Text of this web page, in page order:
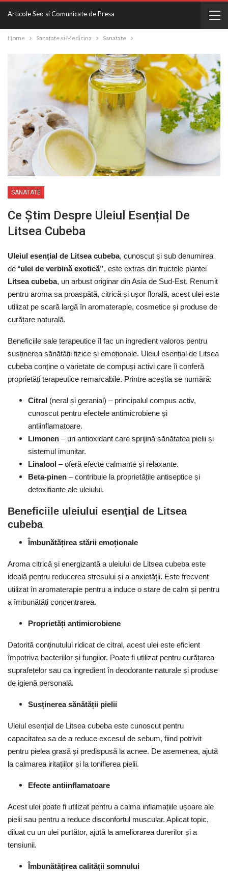
Articole Seo si Comunicate de Presa
Home Sanatate si Medicina Sanatate
SANATATE
Ce Știm Despre Uleiul Esențial De
Litsea Cubeba
Uleiul esențial de Litsea cubeba, cunoscut și sub denumirea
de “ulei de verbină exotică”, este extras din fructele plantei
Litsea cubeba, un arbust originar din Asia de Sud-Est. Renumit
pentru aroma sa proaspătă, citrică și ușor florală, acest ulei este
utilizat pe scară largă în aromaterapie, cosmetice și produse de
curățare naturală.
Beneficiile sale terapeutice îl fac un ingredient valoros pentru
susținerea sănătății fizice și emoționale. Uleiul esențial de Litsea
cubeba conține o varietate de compuși activi care îi conferă
proprietăți terapeutice remarcabile. Printre aceștia se numără:
Citral (neral și geranial) – principalul compus activ,
cunoscut pentru efectele antimicrobiene și
antiinflamatoare.
Limonen – un antioxidant care sprijină sănătatea pielii și
sistemul imunitar.
Linalool – oferă efecte calmante și relaxante.
Beta-pinen – contribuie la proprietățile antiseptice și
detoxifiante ale uleiului.
Beneficiile uleiului esențial de Litsea
cubeba
Îmbunătățirea stării emoționale
Aroma citrică și energizantă a uleiului de Litsea cubeba este
ideală pentru reducerea stresului și a anxietății. Este frecvent
utilizat în aromaterapie pentru a induce o stare de calm și pentru
a îmbunătăți concentrarea.
Proprietăți antimicrobiene
Datorită conținutului ridicat de citral, acest ulei este eficient
împotriva bacteriilor și fungilor. Poate fi utilizat pentru curățarea
suprafețelor sau ca ingredient în deodorante naturale și produse
de igienă personală.
Susținerea sănătății pielii
Uleiul esențial de Litsea cubeba este cunoscut pentru
capacitatea sa de a reduce excesul de sebum, fiind potrivit
pentru pielea grasă și predispusă la acnee. De asemenea, ajută
la calmarea iritațiilor și la tonifierea pielii.
Efecte antiinflamatoare
Acest ulei poate fi utilizat pentru a calma inflamațiile ușoare ale
pielii sau pentru a reduce disconfortul muscular. Aplicat topic,
diluat cu un ulei purtător, ajută la ameliorarea durerilor și a
tensiunii.
Îmbunătățirea calității somnului